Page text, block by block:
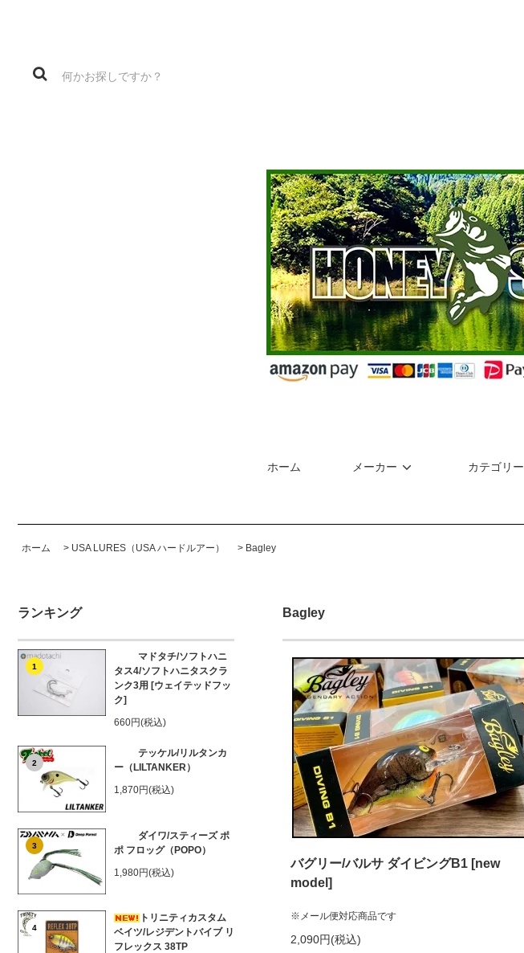
ホーム メーカー カテゴリー
ホーム > USA LURES（USA ハードルアー） > Bagley
ランキング
1
マドタチ/ソフトハニ
タス4/ソフトハニタスクラ
ンク3用 [ウェイテッドフッ
ク]
660円(税込)
2
テッケル/リルタンカ
ー（LILTANKER）
1,870円(税込)
3
ダイワ/スティーズ ポ
ポ フロッグ（POPO）
1,980円(税込)
4
トリニティカスタム
ベイツ/レジデントバイブ リ
フレックス 38TP
Bagley
バグリー/バルサ ダイビングB1 [new
model]
※メール便対応商品です
2,090円(税込)